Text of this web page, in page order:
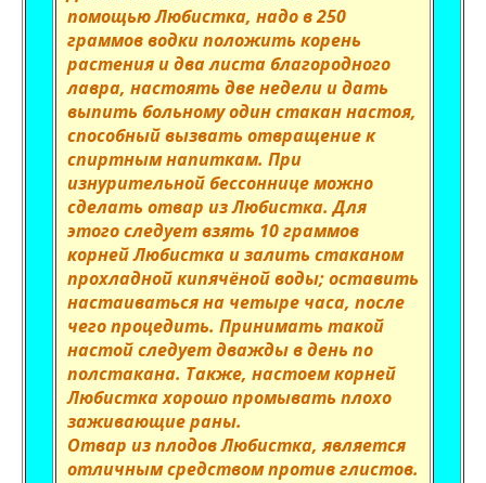
помощью Любистка, надо в 250
граммов водки положить корень
растения и два листа благородного
лавра, настоять две недели и дать
выпить больному один стакан настоя,
способный вызвать отвращение к
спиртным напиткам. При
изнурительной бессоннице можно
сделать отвар из Любистка. Для
этого следует взять 10 граммов
корней Любистка и залить стаканом
прохладной кипячёной воды; оставить
настаиваться на четыре часа, после
чего процедить. Принимать такой
настой следует дважды в день по
полстакана. Также, настоем корней
Любистка хорошо промывать плохо
заживающие раны.
Отвар из плодов Любистка, является
отличным средством против глистов.